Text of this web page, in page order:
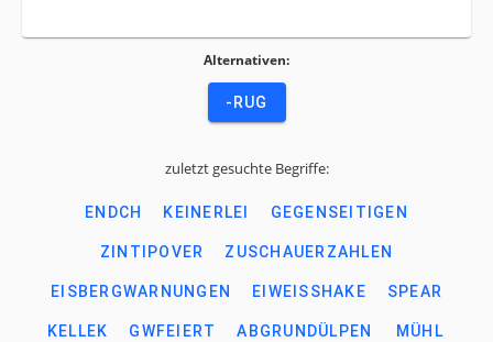
Alternativen:
-RUG
zuletzt gesuchte Begriffe:
ENDCH KEINERLEI GEGENSEITIGEN
ZINTIPOVER ZUSCHAUERZAHLEN
EISBERGWARNUNGEN EIWEISSHAKE SPEAR
KELLEK GWFEIERT ABGRUNDÜLPEN MÜHL